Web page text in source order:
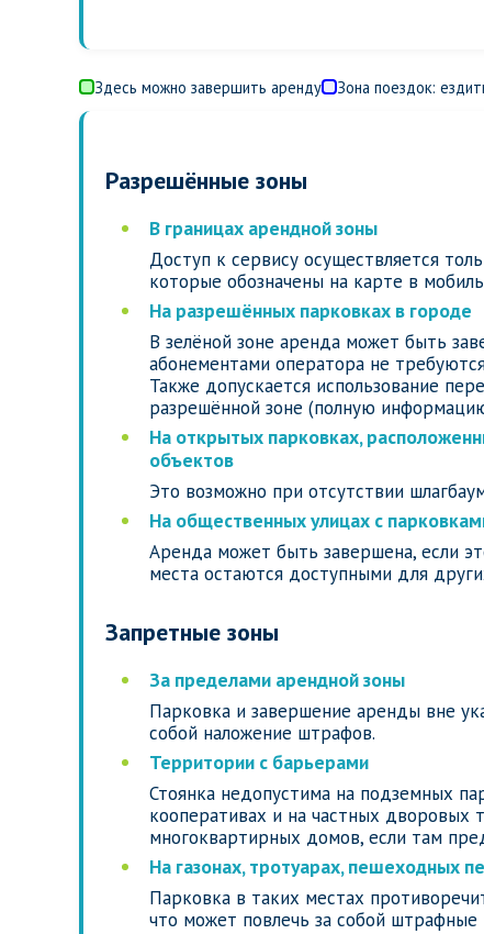
Здесь можно завершить аренду Зона поездок:
Разрешённые зоны
В границах арендной зоны
Доступ к сервису осуществляется
которые обозначены на карте в
На разрешённых парковках в городе
В зелёной зоне аренда может быть
абонементами оператора не
Также допускается использование
разрешённой зоне (полную
На открытых парковках,
объектов
Это возможно при отсутствии
На общественных улицах с
Аренда может быть завершена, если
места остаются доступными для
Запретные зоны
За пределами арендной зоны
Парковка и завершение аренды вне
собой наложение штрафов.
Территории с барьерами
Стоянка недопустима на подземных
кооперативах и на частных дворовых
многоквартирных домов, если там
На газонах, тротуарах, пешеходных
Парковка в таких местах
что может повлечь за собой